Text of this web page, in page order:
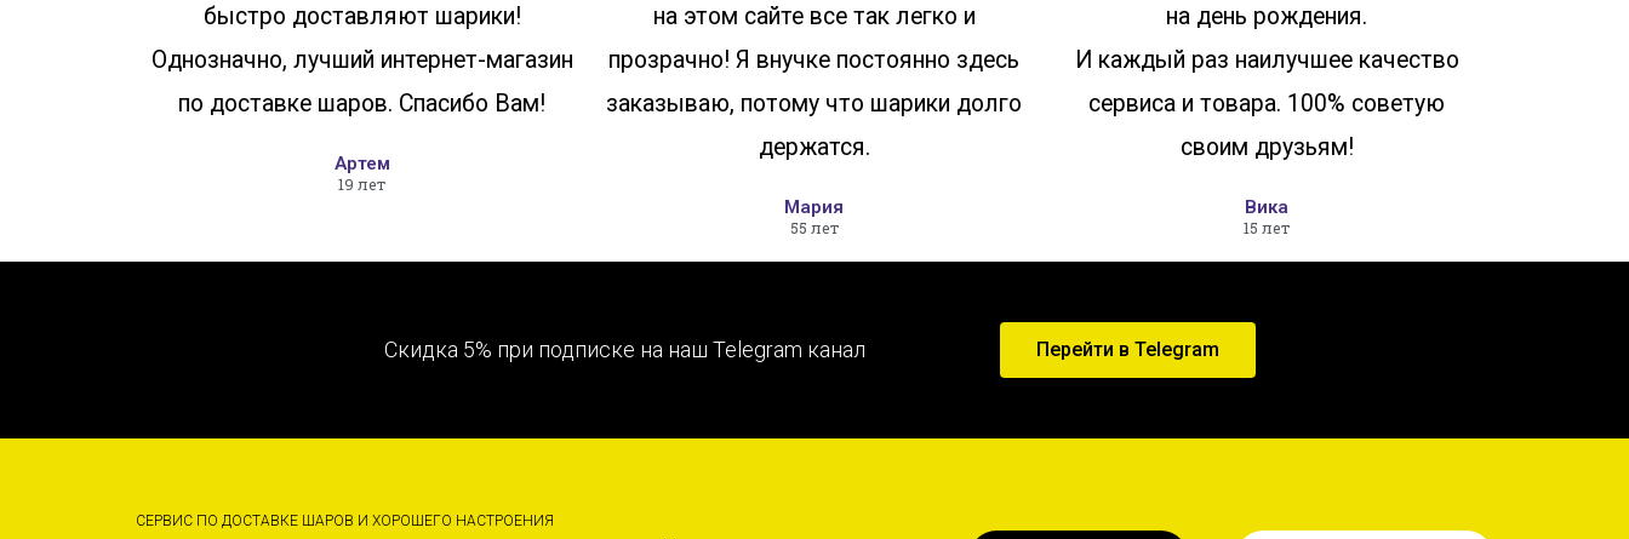
быстро доставляют шарики!
Однозначно, лучший интернет-магазин
по доставке шаров. Спасибо Вам!
Артем
19 лет
на этом сайте все так легко и
прозрачно! Я внучке постоянно здесь
заказываю, потому что шарики долго
держатся.
Мария
55 лет
на день рождения.
И каждый раз наилучшее качество
сервиса и товара. 100% советую
своим друзьям!
Вика
15 лет
Скидка 5% при подписке на наш Telegram канал Перейти в Telegram
СЕРВИС ПО ДОСТАВКЕ ШАРОВ И ХОРОШЕГО НАСТРОЕНИЯ